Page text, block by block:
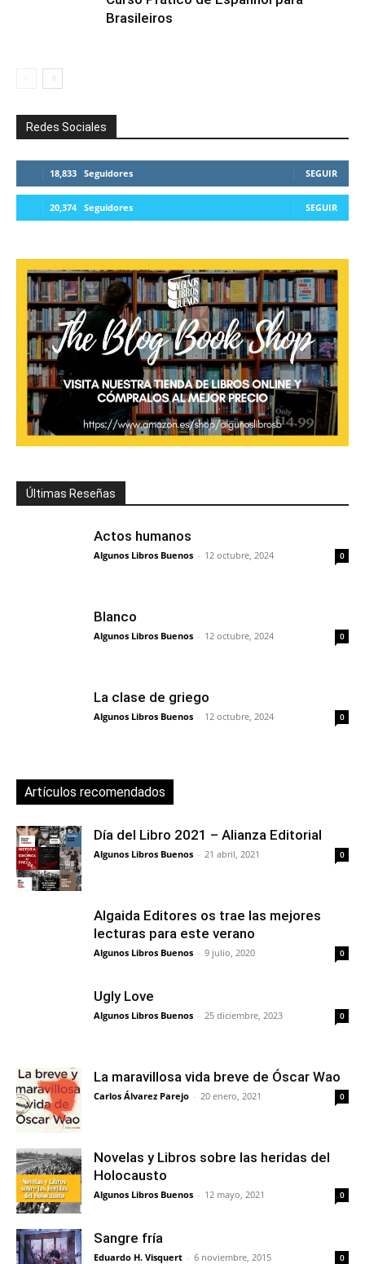
Brasileiros
Redes Sociales
18,833 Seguidores SEGUIR
20,374 Seguidores SEGUIR
Últimas Reseñas
Actos humanos
Algunos Libros Buenos - 12 octubre, 2024 0
Blanco
Algunos Libros Buenos - 12 octubre, 2024 0
La clase de griego
Algunos Libros Buenos - 12 octubre, 2024 0
Artículos recomendados
Día del Libro 2021 – Alianza Editorial
Algunos Libros Buenos - 21 abril, 2021 0
Algaida Editores os trae las mejores
lecturas para este verano
Algunos Libros Buenos - 9 julio, 2020 0
Ugly Love
Algunos Libros Buenos - 25 diciembre, 2023 0
La maravillosa vida breve de Óscar Wao
Carlos Álvarez Parejo - 20 enero, 2021 0
Novelas y Libros sobre las heridas del
Holocausto
Algunos Libros Buenos - 12 mayo, 2021 0
Sangre fría
Eduardo H. Visquert - 6 noviembre, 2015 0